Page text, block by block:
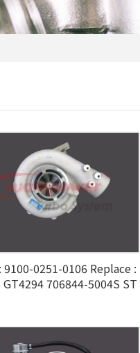
9100-0251-0106 Replace :
GT4294 706844-5004S ST